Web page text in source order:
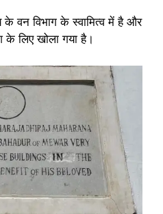
के वन विभाग के स्वामित्व में है और
के लिए खोला गया है।